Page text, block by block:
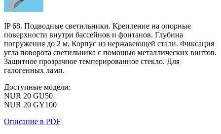
IP 68. Подводные светильники. Крепление на опорные
поверхности внутри бассейнов и фонтанов. Глубина
погружения до 2 м. Корпус из нержавеющей стали. Фиксация
угла поворота светильника с помощью металлических винтов.
Защитное прозрачное темперированное стекло. Для
галогенных ламп.
Доступные модели:
NUR 20 GU50
NUR 20 GY100
Описание в PDF